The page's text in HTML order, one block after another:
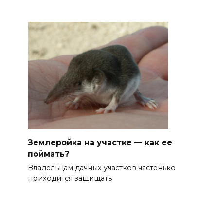
Землеройка на участке — как ее
поймать?
Владельцам дачных участков частенько
приходится защищать